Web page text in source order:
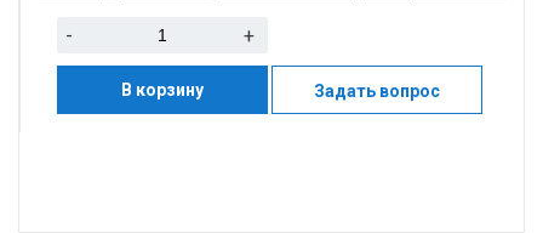
- +
В корзину Задать вопрос